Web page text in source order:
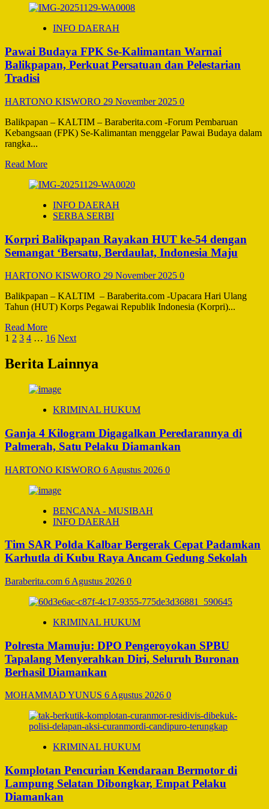
about
Luncurkan
PPID,
Akses
Informasi
Mudah
dan
Transparan
INFO DAERAH
Pawai Budaya FPK Se-Kalimantan Warnai
Balikpapan, Perkuat Persatuan dan Pelestarian
Tradisi
HARTONO KISWORO 29 November 2025 0
Balikpapan – KALTIM – Baraberita.com -Forum Pembaruan
Kebangsaan (FPK) Se-Kalimantan menggelar Pawai Budaya dalam
rangka...
Read MoreRead
about
Budaya
FPK
Kalimantan
Warnai
Balikpapan,
Perkuat
Persatuan
dan
Pelestarian
Tradisi
INFO DAERAH
SERBA SERBI
Korpri Balikpapan Rayakan HUT ke-54 dengan
Semangat ‘Bersatu, Berdaulat, Indonesia Maju
HARTONO KISWORO 29 November 2025 0
Balikpapan – KALTIM – Baraberita.com -Upacara Hari Ulang
Tahun (HUT) Korps Pegawai Republik Indonesia (Korpri)...
Read MoreRead
more
Korpri
Balikpapan
HUT
54
Semangat
‘Bersatu,
Indonesia
Paginasi
pos
1 2 3 4 … 16 Next
Berita Lainnya
KRIMINAL HUKUM
Ganja 4 Kilogram Digagalkan Peredarannya di
Palmerah, Satu Pelaku Diamankan
HARTONO KISWORO 6 Agustus 2026 0
BENCANA - MUSIBAH
INFO DAERAH
Tim SAR Polda Kalbar Bergerak Cepat Padamkan
Karhutla di Kubu Raya Ancam Gedung Sekolah
Baraberita.com 6 Agustus 2026 0
KRIMINAL HUKUM
Polresta Mamuju: DPO Pengeroyokan SPBU
Tapalang Menyerahkan Diri, Seluruh Buronan
Berhasil Diamankan
MOHAMMAD YUNUS 6 Agustus 2026 0
KRIMINAL HUKUM
Komplotan Pencurian Kendaraan Bermotor di
Lampung Selatan Dibongkar, Empat Pelaku
Diamankan